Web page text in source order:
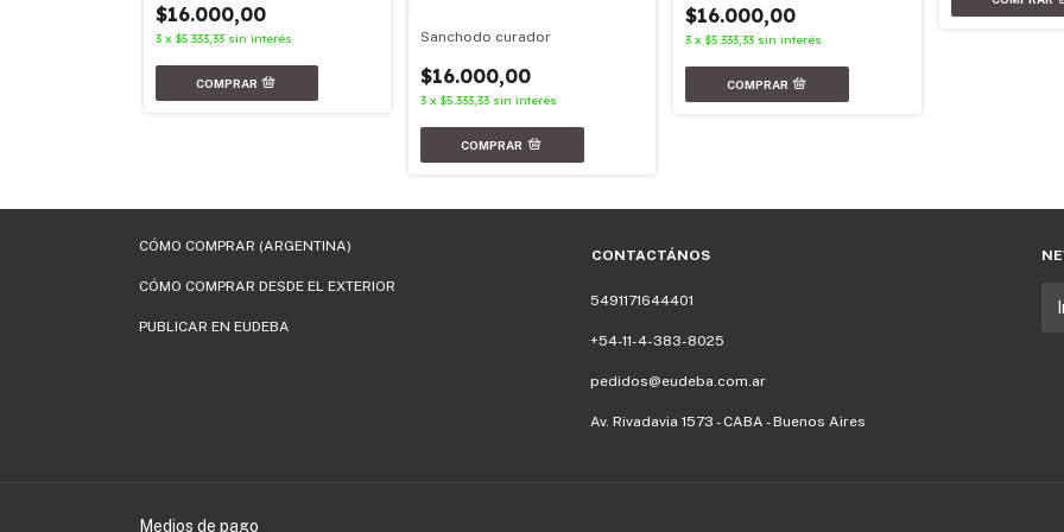
$16.000,00
3 x $5.333,33 sin interés Sanchodo curador
$16.000,00
3 x$5.333,33 sin interés
$16.000,00
3 x$5.333,33 sin interés
CÓMO COMPRAR (ARGENTINA)
CÓMO COMPRAR DESDE EL EXTERIOR
PUBLICAR EN EUDEBA
CONTACTÁNOS
5491171644401
+54-11-4-383-8025
pedidos@eudeba.com.ar
Av. Rivadavia 1573 - CABA - Buenos Aires
Medios de pago